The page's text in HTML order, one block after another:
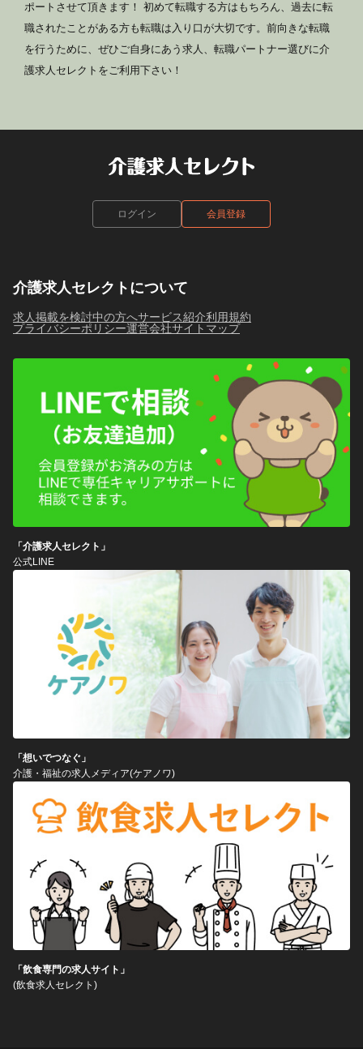
ポートさせて頂きます！ 初めて転職する方はもちろん、過去に転
職されたことがある方も転職は入り口が大切です。前向きな転職
を行うために、ぜひご自身にあう求人、転職パートナー選びに介
護求人セレクトをご利用下さい！
ログイン 会員登録
介護求人セレクトについて
求人掲載を検討中の方へサービス紹介利用規約
プライバシーポリシー運営会社サイトマップ
「介護求人セレクト」
公式LINE
「想いでつなぐ」
介護・福祉の求人メディア(ケアノワ)
「飲食専門の求人サイト」
(飲食求人セレクト)